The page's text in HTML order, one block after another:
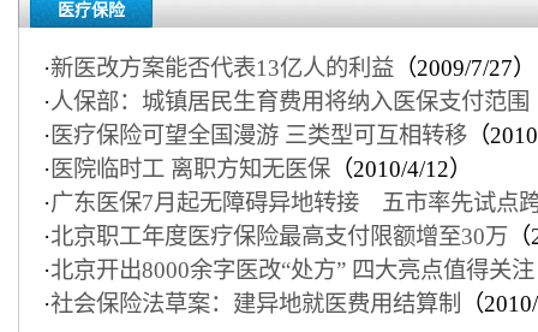
医疗保险
·新医改方案能否代表13亿人的利益 （2009/7/27）
·人保部：城镇居民生育费用将纳入医保支付范围
· 医疗保险可望全国漫游 三类型可互相转移（
· 医院临时工 离职方知无医保（2010/4/12）
·广东医保7月起无障碍异地转接 五市率先试点
·北京职工年度医疗保险最高支付限额增至30万
·北京开出8000余字医改“处方” 四大亮点值得关注
·社会保险法草案：建异地就医费用结算制 （